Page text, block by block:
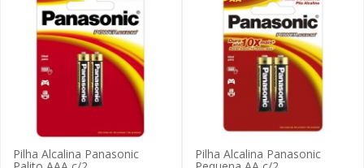
Pilha Alcalina Panasonic Pilha Alcalina Panasonic